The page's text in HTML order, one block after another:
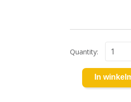
Quantity:
In